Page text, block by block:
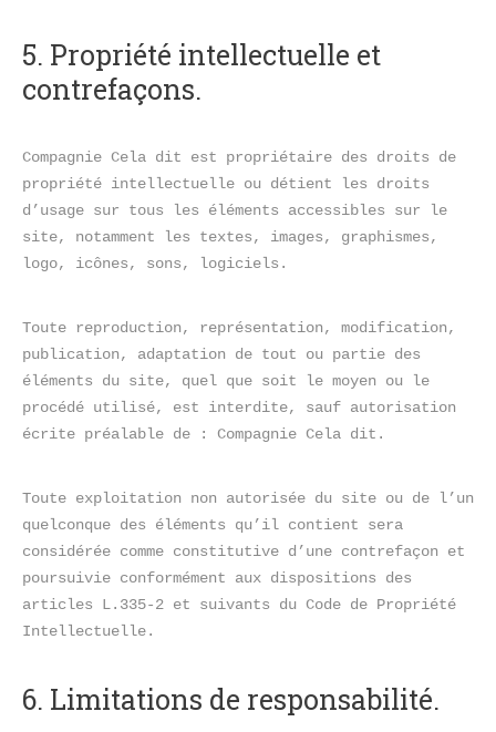
5. Propriété intellectuelle et
contrefaçons.
Compagnie Cela dit est propriétaire des droits de
propriété intellectuelle ou détient les droits
d’usage sur tous les éléments accessibles sur le
site, notamment les textes, images, graphismes,
logo, icônes, sons, logiciels.
Toute reproduction, représentation, modification,
publication, adaptation de tout ou partie des
éléments du site, quel que soit le moyen ou le
procédé utilisé, est interdite, sauf autorisation
écrite préalable de : Compagnie Cela dit.
Toute exploitation non autorisée du site ou de l’un
quelconque des éléments qu’il contient sera
considérée comme constitutive d’une contrefaçon et
poursuivie conformément aux dispositions des
articles L.335-2 et suivants du Code de Propriété
Intellectuelle.
6. Limitations de responsabilité.